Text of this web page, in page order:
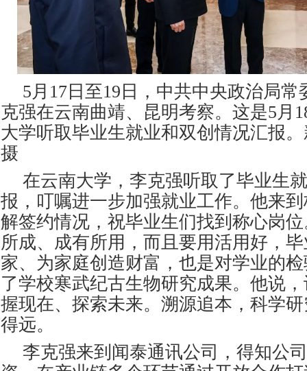
5月17日至19日，中共中央政治局
克强在云南曲靖、昆明考察。这是5月
大学听取毕业生就业和双创情况汇报
摄
在云南大学，李克强听取了毕业生
报，叮嘱进一步加强就业工作。他来
解签约情况，祝毕业生们找到称心岗
所成、成有所用，而且要用活用好，
家、为家庭创造财富，也是对学业的
了学校寒武纪古生物研究成果。他说
握现在、探索未来。溯源追本，科学
得远。
李克强来到闻泰通讯公司，得知公